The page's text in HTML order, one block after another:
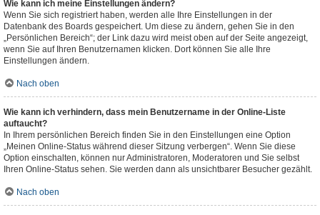
Wie kann ich meine Einstellungen ändern?
Wenn Sie sich registriert haben, werden alle Ihre Einstellungen in der
Datenbank des Boards gespeichert. Um diese zu ändern, gehen Sie in den
„Persönlichen Bereich“; der Link dazu wird meist oben auf der Seite angezeigt,
wenn Sie auf Ihren Benutzernamen klicken. Dort können Sie alle Ihre
Einstellungen ändern.
Nach oben
Wie kann ich verhindern, dass mein Benutzername in der Online-Liste
auftaucht?
In Ihrem persönlichen Bereich finden Sie in den Einstellungen eine Option
„Meinen Online-Status während dieser Sitzung verbergen“. Wenn Sie diese
Option einschalten, können nur Administratoren, Moderatoren und Sie selbst
Ihren Online-Status sehen. Sie werden dann als unsichtbarer Besucher gezählt.
Nach oben